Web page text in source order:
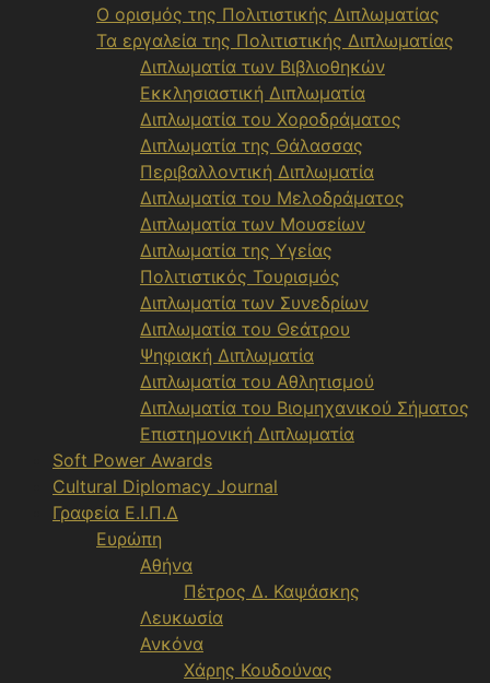
Ο ορισμός της Πολιτιστικής Διπλωματίας
Τα εργαλεία της Πολιτιστικής Διπλωματίας
Διπλωματία των Βιβλιοθηκών
Εκκλησιαστική Διπλωματία
Διπλωματία του Χοροδράματος
Διπλωματία της Θάλασσας
Περιβαλλοντική Διπλωματία
Διπλωματία του Μελοδράματος
Διπλωματία των Μουσείων
Διπλωματία της Υγείας
Πολιτιστικός Τουρισμός
Διπλωματία των Συνεδρίων
Διπλωματία του Θεάτρου
Ψηφιακή Διπλωματία
Διπλωματία του Αθλητισμού
Διπλωματία του Βιομηχανικού Σήματος
Επιστημονική Διπλωματία
Soft Power Awards
Cultural Diplomacy Journal
Γραφεία Ε.Ι.Π.Δ
Ευρώπη
Αθήνα
Πέτρος Δ. Καψάσκης
Λευκωσία
Ανκόνα
Χάρης Κουδούνας